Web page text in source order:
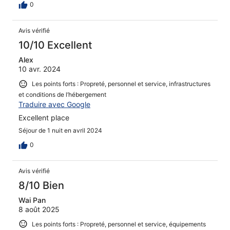
0
Avis vérifié
10/10 Excellent
Alex
10 avr. 2024
Les points forts : Propreté, personnel et service, infrastructures
et conditions de l’hébergement
Traduire avec Google
Excellent place
Séjour de 1 nuit en avril 2024
0
Avis vérifié
8/10 Bien
Wai Pan
8 août 2025
Les points forts : Propreté, personnel et service, équipements